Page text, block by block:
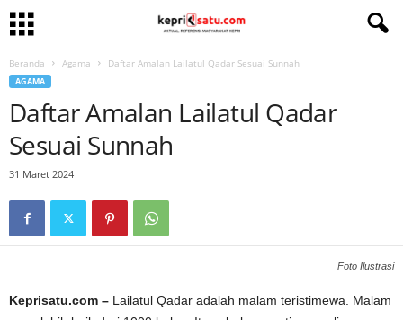
Beranda Agama Daftar Amalan Lailatul Qadar Sesuai Sunnah
AGAMA
Daftar Amalan Lailatul Qadar
Sesuai Sunnah
31 Maret 2024
Foto Ilustrasi
Keprisatu.com – Lailatul Qadar adalah malam teristimewa. Malam